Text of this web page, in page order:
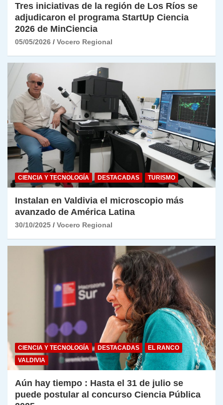
Tres iniciativas de la región de Los Ríos se
adjudicaron el programa StartUp Ciencia
2026 de MinCiencia
05/05/2026 Vocero Regional
CIENCIA Y TECNOLOGÍA DESTACADAS TURISMO
Instalan en Valdivia el microscopio más
avanzado de América Latina
30/10/2025 Vocero Regional
CIENCIA Y TECNOLOGÍA DESTACADAS
EL RANCO
VALDIVIA
Aún hay tiempo : Hasta el 31 de julio se
puede postular al concurso Ciencia Pública